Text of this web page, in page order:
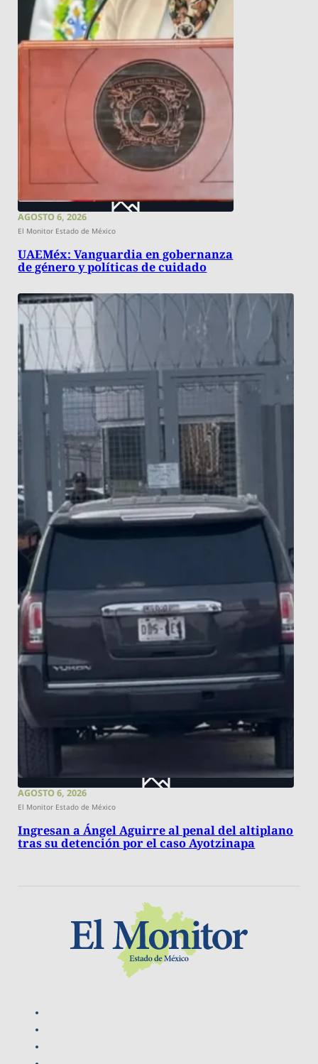
AGOSTO 6, 2026
El Monitor Estado de México
UAEMéx: Vanguardia en gobernanza
de género y políticas de cuidado
AGOSTO 6, 2026
El Monitor Estado de México
Ingresan a Ángel Aguirre al penal del altiplano
tras su detención por el caso Ayotzinapa